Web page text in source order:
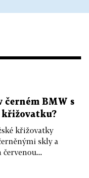
černém BMW s
křižovatku?
křižovatky
skly a